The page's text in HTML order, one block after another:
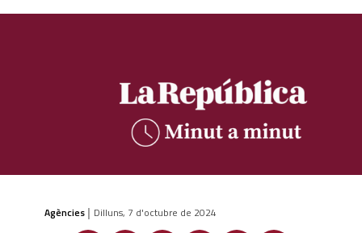
Agències | Dilluns, 7 d'octubre de 2024